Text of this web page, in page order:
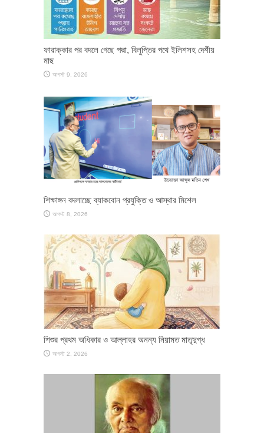
ফারাক্কার পর বদলে গেছে পদ্মা, বিলুপ্তির পথে ইলিশসহ দেশীয়
মাছ
আগস্ট 9, 2026
শিক্ষাঙ্গন বদলাচ্ছে ব্যাকবোন প্রযুক্তি ও আস্থার মিশেল
আগস্ট 8, 2026
শিশুর প্রথম অধিকার ও আল্লাহর অনন্য নিয়ামত মাতৃদুগ্ধ
আগস্ট 2, 2026